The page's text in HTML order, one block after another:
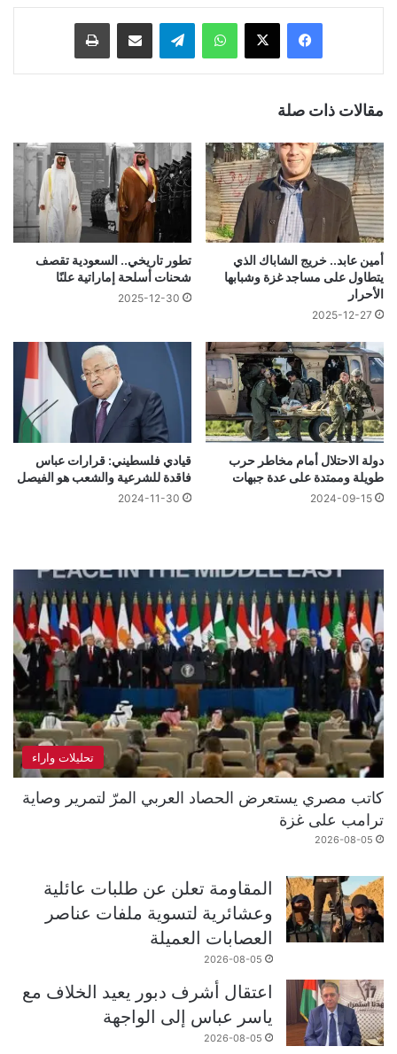
فيسبوك ‫X واتساب تيلقرام مشاركة عبر البريد طباعة
مقالات ذات صلة
أمين عابد.. خريج الشاباك الذي
يتطاول على مساجد غزة وشبابها
الأحرار
2025-12-27
تطور تاريخي.. السعودية تقصف
شحنات أسلحة إماراتية علنًا
2025-12-30
دولة الاحتلال أمام مخاطر حرب
طويلة وممتدة على عدة جبهات
2024-09-15
قيادي فلسطيني: قرارات عباس
فاقدة للشرعية والشعب هو الفيصل
2024-11-30
تحليلات واراء
كاتب مصري يستعرض الحصاد العربي المرّ لتمرير وصاية
ترامب على غزة
2026-08-05
المقاومة تعلن عن طلبات عائلية
وعشائرية لتسوية ملفات عناصر
العصابات العميلة
2026-08-05
اعتقال أشرف دبور يعيد الخلاف مع
ياسر عباس إلى الواجهة
2026-08-05